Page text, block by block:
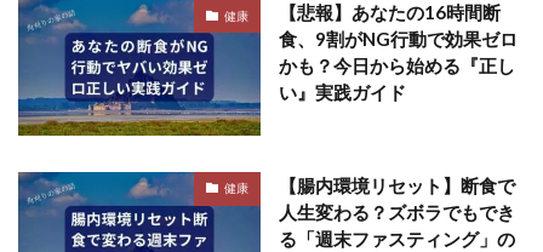
健康
【悲報】あなたの16時間断
食、9割がNG行動で効果ゼロ
かも？今日から始める『正し
い』実践ガイド
健康
【腸内環境リセット】断食で
人生変わる？ズボラでもでき
る「週末ファスティング」の